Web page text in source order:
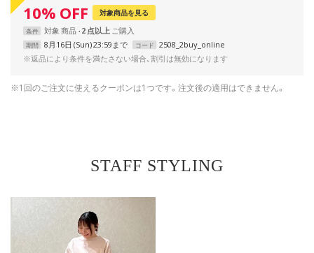
10% OFF 対象商品を見る
条件 対象商品 2 点以上
期間 8月16日 (Sun) 23:59まで コード
2508_2buy_online
※返品により条件を満たさない場合、割引は無効になります
※1回のご注文に使えるクーポンは1つです。注文後の適用はできません。
STAFF STYLING